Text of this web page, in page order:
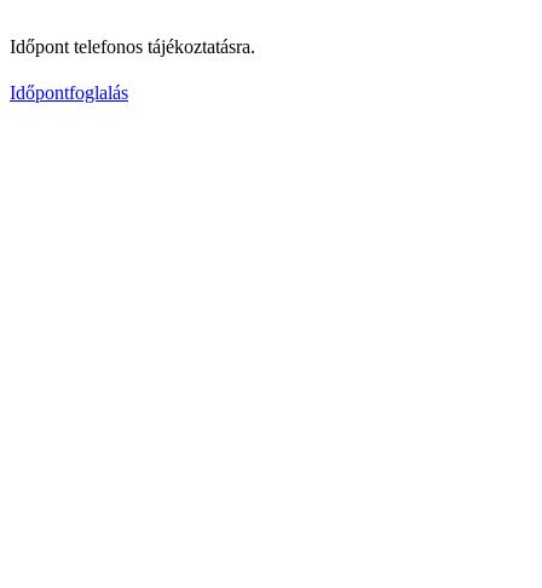
Időpont telefonos tájékoztatásra.
Időpontfoglalás